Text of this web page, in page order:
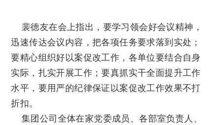
裴德友在会上指出，要学习领会好会议精神，
迅速传达会议内容，把各项任务要求落到实处；
要精心组织好以案促改工作，各单位要结合自身
实际，扎实开展工作；要真抓实干全面提升工作
水平，要用严的纪律保证以案促改工作效果不打
折扣。
集团公司全体在家党委成员、各部室负责人、